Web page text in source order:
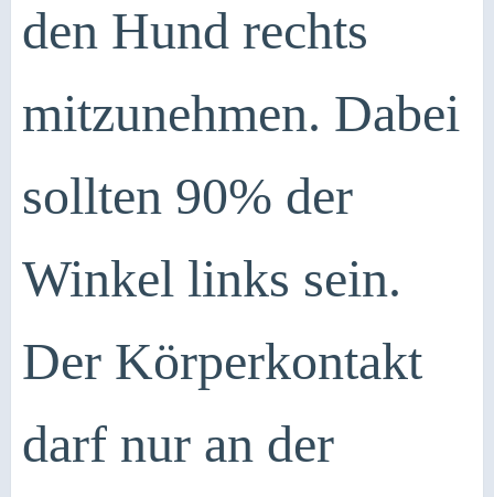
den Hund rechts
mitzunehmen. Dabei
sollten 90% der
Winkel links sein.
Der Körperkontakt
darf nur an der